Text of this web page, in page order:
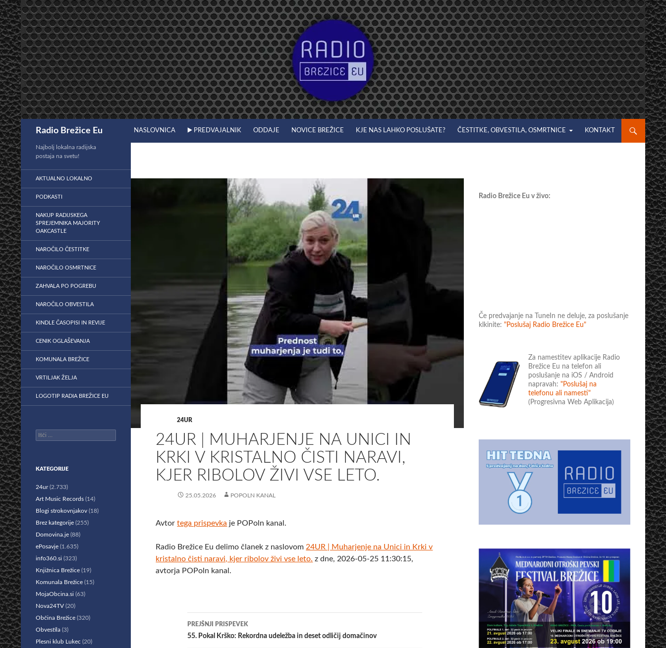
Preskoči
na
vsebino
Radio Brežice Eu NASLOVNICA ▶️ PREDVAJALNIK ODDAJE NOVICE BREŽICE KJE NAS LAHKO POSLUŠATE? ČESTITKE, OBVESTILA, OSMRTNICE KONTAKT
24UR
24UR | MUHARJENJE NA UNICI IN
KRKI V KRISTALNO ČISTI NARAVI,
KJER RIBOLOV ŽIVI VSE LETO.
25.05.2026 POPOLN KANAL
Avtortega prispevka je POPoln kanal.
Radio Brežice Eu delimo članek z naslovom 24UR | Muharjenje na Unici in Krki v
kristalno čisti naravi, kjer ribolov živi vse leto. z dne, 2026-05-25 11:30:15,
avtorja POPoln kanal.
Krmarjenje
po
PREJŠNJI PRISPEVEK
55. Pokal Krško: Rekordna udeležba in deset odličij domačinov
Radio Brežice Eu v živo:
Če predvajanje na TuneIn ne deluje, za poslušanje
klkinite: "Poslušaj Radio Brežice Eu"
Za namestitev aplikacije Radio
Brežice Eu na telefon ali
poslušanje na iOS / Android
napravah: "Poslušaj na
telefonu ali namesti"
(Progresivna Web Aplikacija)
Najbolj lokalna radijska
postaja na svetu!
AKTUALNO LOKALNO
PODKASTI
NAKUP RADIJSKEGA
SPREJEMNIKA MAJORITY
OAKCASTLE
NAROČILO ČESTITKE
NAROČILO OSMRTNICE
ZAHVALA PO POGREBU
NAROČILO OBVESTILA
KINDLE ČASOPISI IN REVIJE
CENIK OGLAŠEVANJA
KOMUNALA BREŽICE
VRTILJAK ŽELJA
LOGOTIP RADIA BREŽICE EU
Išči:
KATEGORIJE
24ur(2.733)
Art Music Records (14)
Blogi strokovnjakov (18)
Brez kategorije (255)
Domovina.je (88)
ePosavje (1.635)
info360.si (323)
Knjižnica Brežice (19)
Komunala Brežice (15)
MojaObcina.si (63)
Nova24TV (20)
Občina Brežice (320)
Obvestila (3)
Plesni klub Lukec (20)